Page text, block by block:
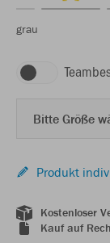
grau
Bitte Größe
Produkt
Kostenloser
Kauf auf